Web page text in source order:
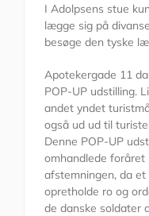
I Adolpsens stue
lægge sig på
besøge den tyske
Apotekergade 11
POP-UP udstilling.
andet yndet
også ud ud til
Denne POP-UP
omhandlede
afstemningen, da
opretholde ro og
de danske soldater